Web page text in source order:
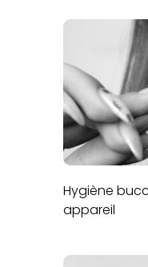
Hygiène
appareil